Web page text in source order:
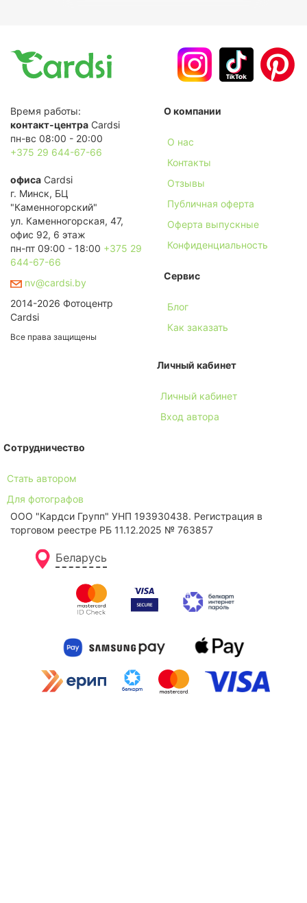
Время работы:
контакт-центра Cardsi
пн-вс 08:00 - 20:00
+375 29 644-67-66
офиса Cardsi
г. Минск, БЦ
"Каменногорский"
ул. Каменногорская, 47,
офис 92, 6 этаж
пн-пт 09:00 - 18:00 +375 29
644-67-66
nv@cardsi.by
2014-2026 Фотоцентр
Cardsi
Все права защищены
О компании
О нас
Контакты
Отзывы
Публичная оферта
Оферта выпускные
Конфиденциальность
Сервис
Блог
Как заказать
Личный кабинет
Личный кабинет
Вход автора
Сотрудничество
Стать автором
Для фотографов
ООО "Кардси Групп" УНП 193930438. Региcтрация в
торговом реестре РБ 11.12.2025 № 763857
Беларусь